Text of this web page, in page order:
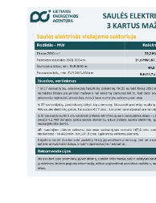
EVE
EVE
paslaugų
Teisinė
Viešųjų